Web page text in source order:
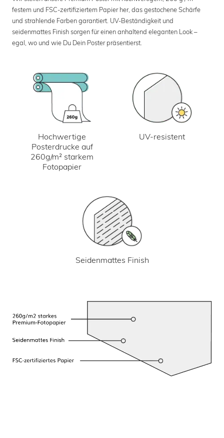
festem und FSC-zertifiziertem Papier her, das gestochene Schärfe
und strahlende Farben garantiert. UV-Beständigkeit und
seidenmattes Finish sorgen für einen anhaltend eleganten Look –
egal, wo und wie Du Dein Poster präsentierst.
Hochwertige
Posterdrucke auf
260g/m² starkem
Fotopapier
UV-resistent
Seidenmattes Finish